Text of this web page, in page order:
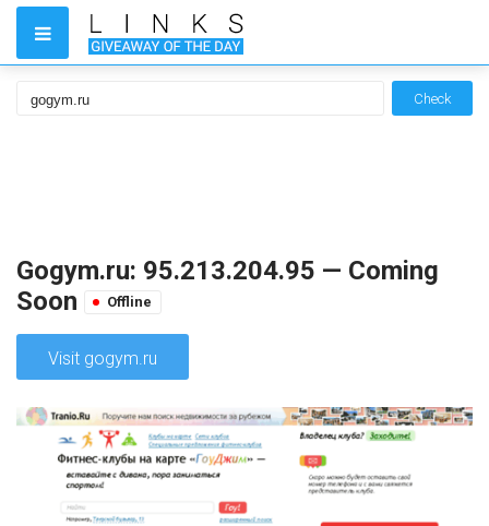
Check
Gogym.ru: 95.213.204.95 — Coming
Soon
Offline
Visit gogym.ru